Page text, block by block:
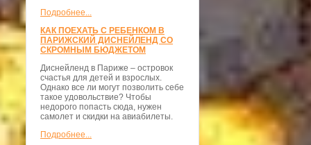
Подробнее...
КАК ПОЕХАТЬ С РЕБЕНКОМ В
ПАРИЖСКИЙ ДИСНЕЙЛЕНД СО
СКРОМНЫМ БЮДЖЕТОМ
Диснейленд в Париже – островок
счастья для детей и взрослых.
Однако все ли могут позволить себе
такое удовольствие? Чтобы
недорого попасть сюда, нужен
самолет и скидки на авиабилеты.
Подробнее...